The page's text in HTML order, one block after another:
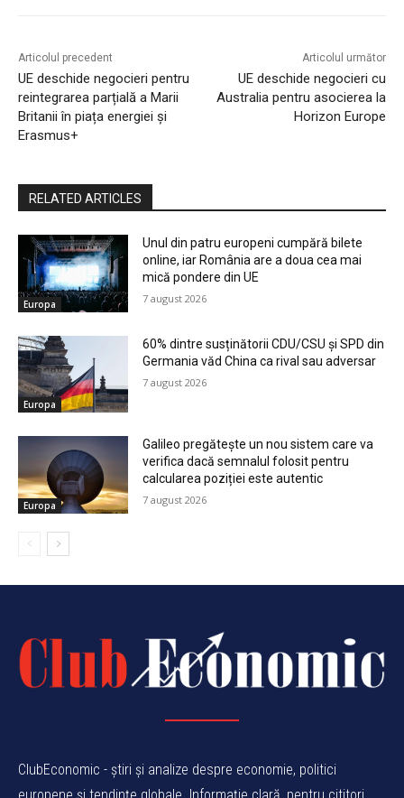
Articolul precedent
UE deschide negocieri pentru
reintegrarea parțială a Marii
Britanii în piața energiei și
Erasmus+
Articolul următor
UE deschide negocieri cu
Australia pentru asocierea la
Horizon Europe
RELATED ARTICLES
Europa
Unul din patru europeni cumpără bilete
online, iar România are a doua cea mai
mică pondere din UE
7 august 2026
Europa
60% dintre susținătorii CDU/CSU și SPD din
Germania văd China ca rival sau adversar
7 august 2026
Europa
Galileo pregătește un nou sistem care va
verifica dacă semnalul folosit pentru
calcularea poziției este autentic
7 august 2026
ClubEconomic - știri și analize despre economie, politici